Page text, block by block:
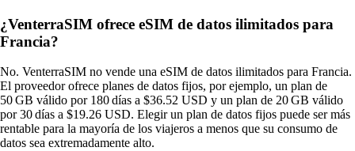
¿VenterraSIM ofrece eSIM de datos ilimitados para
Francia?
No. VenterraSIM no vende una eSIM de datos ilimitados para Francia.
El proveedor ofrece planes de datos fijos, por ejemplo, un plan de
50 GB válido por 180 días a $36.52 USD y un plan de 20 GB válido
por 30 días a $19.26 USD. Elegir un plan de datos fijos puede ser más
rentable para la mayoría de los viajeros a menos que su consumo de
datos sea extremadamente alto.